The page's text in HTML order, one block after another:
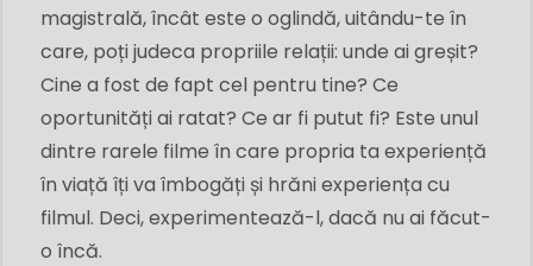
magistrală, încât este o oglindă, uitându-te în
care, poți judeca propriile relații: unde ai greșit?
Cine a fost de fapt cel pentru tine? Ce
oportunități ai ratat? Ce ar fi putut fi? Este unul
dintre rarele filme în care propria ta experiență
în viață îți va îmbogăți și hrăni experiența cu
filmul. Deci, experimentează-l, dacă nu ai făcut-
o încă.